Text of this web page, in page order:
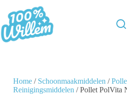
Home/ Schoonmaakmiddelen /
Reinigingsmiddelen / Pollet PolVita